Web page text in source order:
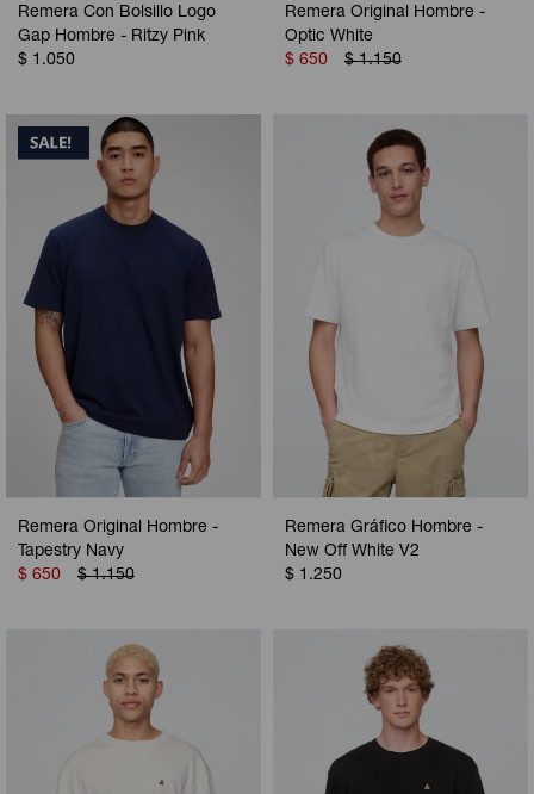
Remera Con Bolsillo Logo
Gap Hombre - Ritzy Pink
$ 1.050
Remera Original Hombre -
Optic White
$ 650 $ 1.150
Remera Original Hombre -
Tapestry Navy
$ 650 $ 1.150
Remera Gráfico Hombre -
New Off White V2
$ 1.250